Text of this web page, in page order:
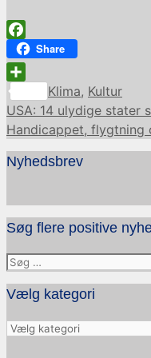
Facebook
Share
Share
Kategorier
Klima, Kultur
USA: 14 ulydige stater
Handicappet,
Nyhedsbrev
Søg flere positive
Søg
efter:
Vælg kategori
Vælg